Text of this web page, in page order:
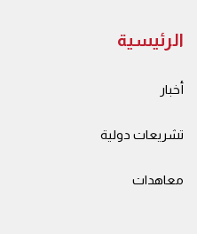
الرئيسية
أخبار
تشريعات دولية
معاهدات